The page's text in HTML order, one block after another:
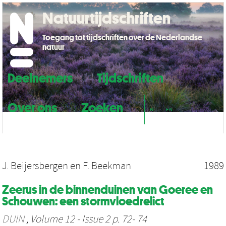
Deelnemers
Tijdschriften
Over ons
Zoeken NL EN
Natuurtijdschriften
Toegang tot tijdschriften over de Nederlandse
natuur
J. Beijersbergen en F. Beekman 1989
Zeerus in de binnenduinen van Goeree en
Schouwen: een stormvloedrelict
DUIN, Volume 12 - Issue 2 p. 72- 74